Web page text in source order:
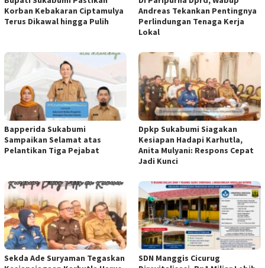
Korban Kebakaran Ciptamulya
Terus Dikawal hingga Pulih
Andreas Tekankan Pentingnya
Perlindungan Tenaga Kerja
Lokal
Bapperida Sukabumi
Sampaikan Selamat atas
Pelantikan Tiga Pejabat
Dpkp Sukabumi Siagakan
Kesiapan Hadapi Karhutla,
Anita Mulyani: Respons Cepat
Jadi Kunci
Sekda Ade Suryaman Tegaskan
SDN Manggis Cicurug